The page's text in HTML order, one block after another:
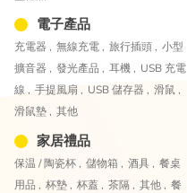
電子產品
充電器 , 無線充電 , 旅行插頭 , 小型
擴音器 , 發光產品 , 耳機 , USB 充電
線 , 手提風扇 , USB 儲存器 , 滑鼠 ,
滑鼠墊 , 其他
家居禮品
保温 / 陶瓷杯 , 儲物箱 , 酒具 , 餐桌
用品 , 杯墊 , 杯蓋 , 茶隔 , 其他 , 餐